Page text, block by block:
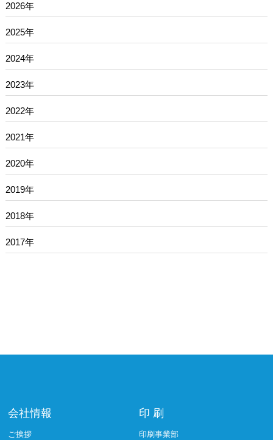
2026年
2025年
2024年
2023年
2022年
2021年
2020年
2019年
2018年
2017年
会社情報
ご挨拶
印 刷
印刷事業部